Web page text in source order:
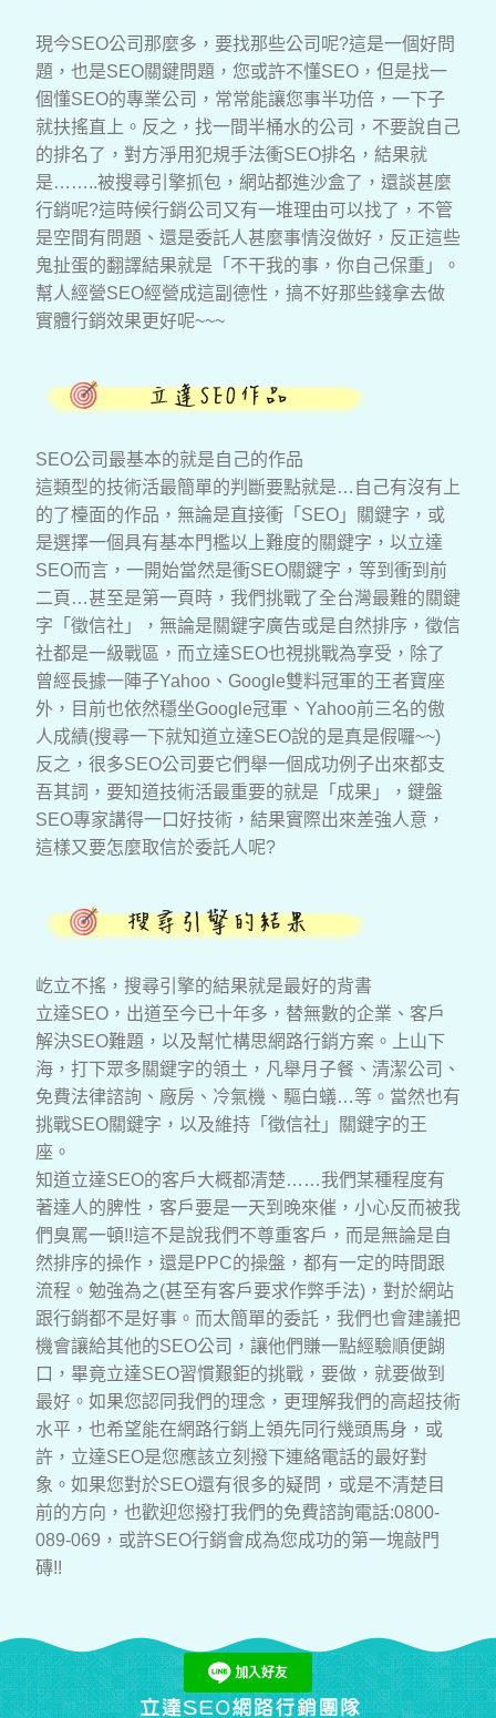
現今SEO公司那麼多，要找那些公司呢?這是一個好問
題，也是SEO關鍵問題，您或許不懂SEO，但是找一
個懂SEO的專業公司，常常能讓您事半功倍，一下子
就扶搖直上。反之，找一間半桶水的公司，不要說自己
的排名了，對方淨用犯規手法衝SEO排名，結果就
是……..被搜尋引擎抓包，網站都進沙盒了，還談甚麼
行銷呢?這時候行銷公司又有一堆理由可以找了，不管
是空間有問題、還是委託人甚麼事情沒做好，反正這些
鬼扯蛋的翻譯結果就是「不干我的事，你自己保重」。
幫人經營SEO經營成這副德性，搞不好那些錢拿去做
實體行銷效果更好呢~~~
SEO公司最基本的就是自己的作品
這類型的技術活最簡單的判斷要點就是…自己有沒有上
的了檯面的作品，無論是直接衝「SEO」關鍵字，或
是選擇一個具有基本門檻以上難度的關鍵字，以立達
SEO而言，一開始當然是衝SEO關鍵字，等到衝到前
二頁…甚至是第一頁時，我們挑戰了全台灣最難的關鍵
字「徵信社」，無論是關鍵字廣告或是自然排序，徵信
社都是一級戰區，而立達SEO也視挑戰為享受，除了
曾經長據一陣子Yahoo、Google雙料冠軍的王者寶座
外，目前也依然穩坐Google冠軍、Yahoo前三名的傲
人成績(搜尋一下就知道立達SEO說的是真是假囉~~)
反之，很多SEO公司要它們舉一個成功例子出來都支
吾其詞，要知道技術活最重要的就是「成果」，鍵盤
SEO專家講得一口好技術，結果實際出來差強人意，
這樣又要怎麼取信於委託人呢?
屹立不搖，搜尋引擎的結果就是最好的背書
立達SEO，出道至今已十年多，替無數的企業、客戶
解決SEO難題，以及幫忙構思網路行銷方案。上山下
海，打下眾多關鍵字的領土，凡舉月子餐、清潔公司、
免費法律諮詢、廠房、冷氣機、驅白蟻…等。當然也有
挑戰SEO關鍵字，以及維持「徵信社」關鍵字的王
座。
知道立達SEO的客戶大概都清楚……我們某種程度有
著達人的脾性，客戶要是一天到晚來催，小心反而被我
們臭罵一頓!!這不是說我們不尊重客戶，而是無論是自
然排序的操作，還是PPC的操盤，都有一定的時間跟
流程。勉強為之(甚至有客戶要求作弊手法)，對於網站
跟行銷都不是好事。而太簡單的委託，我們也會建議把
機會讓給其他的SEO公司，讓他們賺一點經驗順便餬
口，畢竟立達SEO習慣艱鉅的挑戰，要做，就要做到
最好。如果您認同我們的理念，更理解我們的高超技術
水平，也希望能在網路行銷上領先同行幾頭馬身，或
許，立達SEO是您應該立刻撥下連絡電話的最好對
象。如果您對於SEO還有很多的疑問，或是不清楚目
前的方向，也歡迎您撥打我們的免費諮詢電話:0800-
089-069，或許SEO行銷會成為您成功的第一塊敲門
磚!!